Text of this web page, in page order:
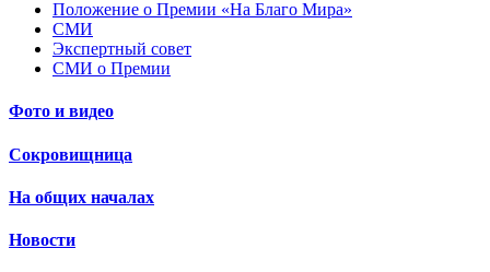
Положение о Премии «На Благо Мира»
СМИ
Экспертный совет
СМИ о Премии
Фото и видео
Сокровищница
На общих началах
Новости